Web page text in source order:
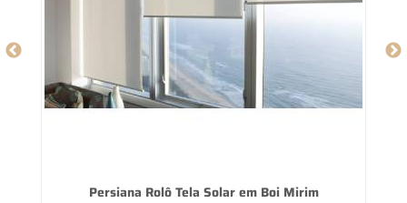
Persiana Rolô Tela Solar em Boi Mirim